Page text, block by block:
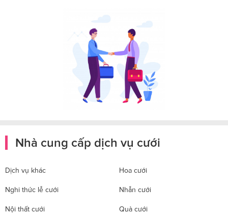
Nhà cung cấp dịch vụ cưới
Dịch vụ khác Hoa cưới
Nghi thức lễ cưới Nhẫn cưới
Nội thất cưới Quà cưới